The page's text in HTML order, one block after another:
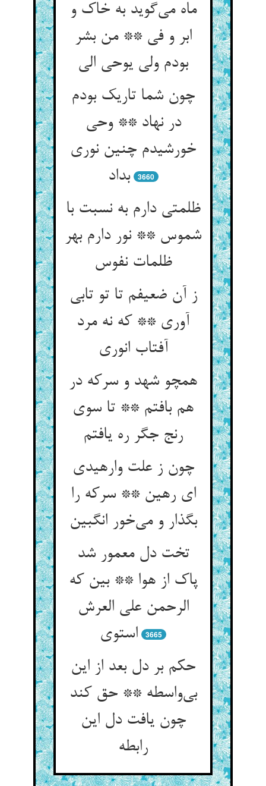
ماه می‌‌گوید به خاک و
ابر و فی ** من بشر
چون شما تاریک بودم
در نهاد ** وحی
خورشیدم چنین نوری
بداد
3660
ظلمتی دارم به نسبت با
شموس ** نور دارم بهر
ظلمات نفوس‌‌
ز آن ضعیفم تا تو تابی
آوری ** که نه مرد
همچو شهد و سرکه در
هم بافتم ** تا سوی
چون ز علت وارهیدی
ای رهین ** سرکه را
بگذار و می‌‌خور انگبین‌‌
تخت دل معمور شد
پاک از هوا ** بین که
الرحمن علی العرش
3665
حکم بر دل بعد از این
بی‌‌واسطه ** حق کند
چون یافت دل این